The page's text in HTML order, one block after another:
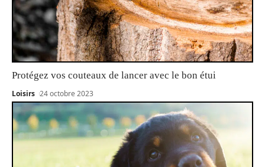
Protégez vos couteaux de lancer avec le bon étui
Loisirs 24 octobre 2023